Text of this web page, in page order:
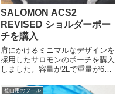
SALOMON ACS2
REVISED ショルダーポー
チを購入
肩にかけるミニマルなデザインを
採用したサロモンのポーチを購入
しました。容量が2Lで重量が66g
登山用のツール